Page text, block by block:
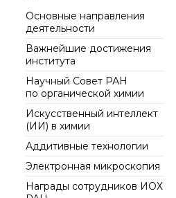
института
Научные школы
Подразделения
института
Ученый совет ИОХ РАН
Диссертационные
советы
Библиотека
Инфоресурсы
Профком
Документы
Контакты
по
Награды
ИОХ РАН
Основные направления
деятельности
Важнейшие достижения
института
Научный Совет РАН
по органической химии
Искусственный интеллект
(ИИ) в химии
Аддитивные технологии
Электронная микроскопия
Награды сотрудников ИОХ